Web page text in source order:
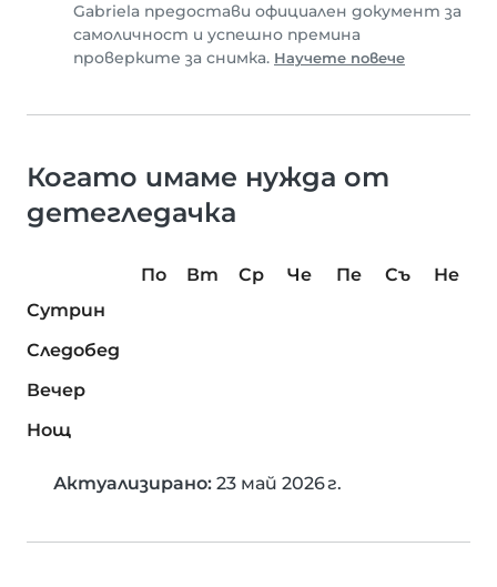
Gabriela предостави официален документ за
самоличност и успешно премина
проверките за снимка. Научете повече
Когато имаме нужда от
детегледачка
По Вт Ср Че Пе Съ
Не
Сутрин
Следобед
Вечер
Нощ
Актуализирано: 23 май 2026 г.